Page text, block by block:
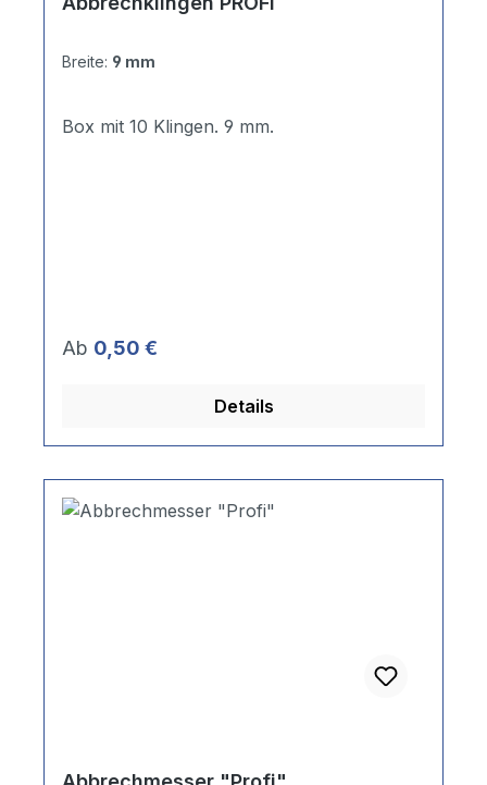
Breite: 9 mm
Regulärer Preis:
Ab 0,50 €
Details